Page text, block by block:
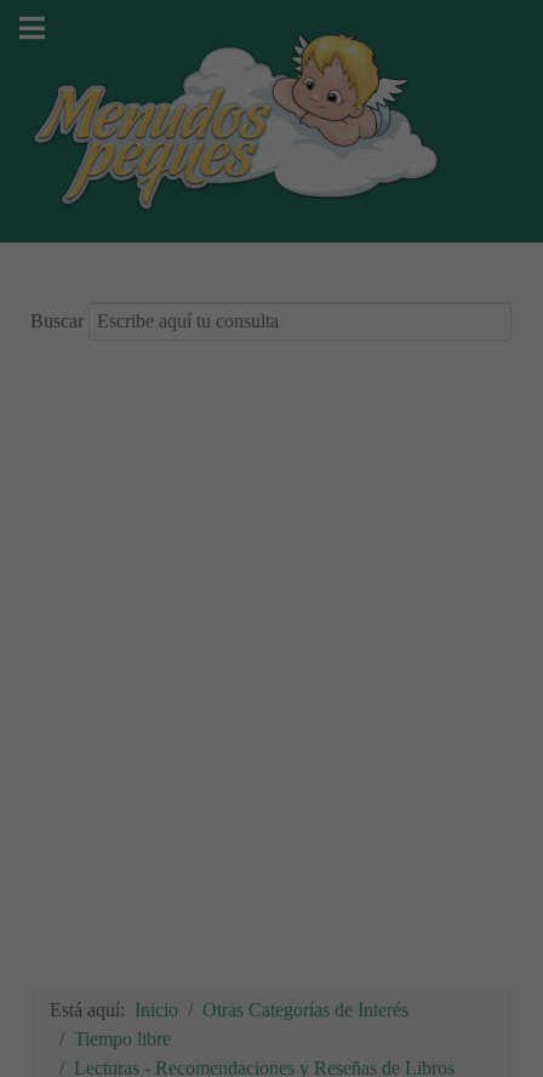
Buscar
Está aquí: Inicio
Otras Categorías de Interés
Tiempo libre
Lecturas - Recomendaciones y Reseñas de Libros